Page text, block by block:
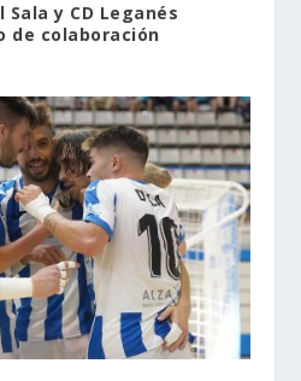
Sala y CD Leganés
de colaboración